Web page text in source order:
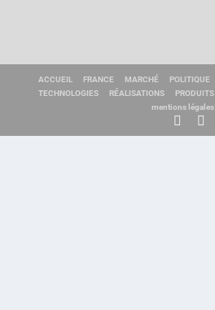
ACCUEIL FRANCE MARCHÉ POLITIQUE
TECHNOLOGIES
RÉALISATIONS PRODUITS
mentions légales